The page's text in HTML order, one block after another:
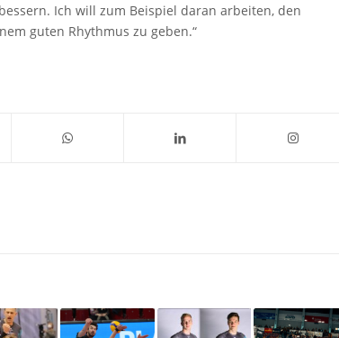
Ich will zum Beispiel daran arbeiten, den
guten Rhythmus zu geben.“